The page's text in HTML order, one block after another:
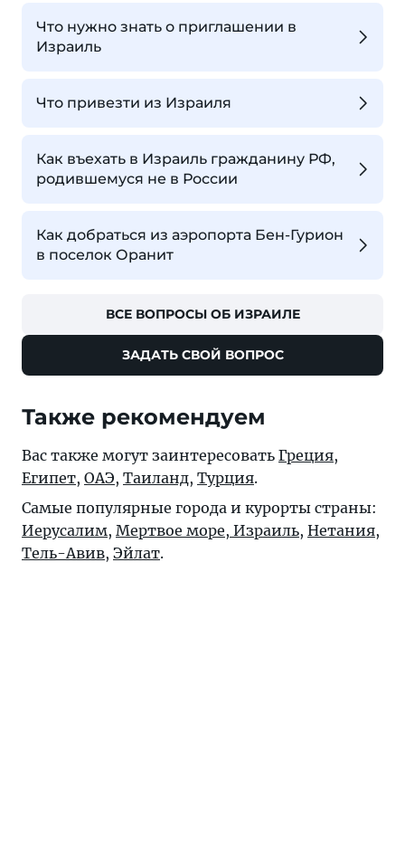
Что нужно знать о приглашении в
Израиль
Что привезти из Израиля
Как въехать в Израиль гражданину РФ,
родившемуся не в России
Как добраться из аэропорта Бен-Гурион
в поселок Оранит
ВСЕ ВОПРОСЫ ОБ ИЗРАИЛЕ
ЗАДАТЬ СВОЙ ВОПРОС
Также рекомендуем
Вас также могут заинтересовать Греция,
Египет, ОАЭ, Таиланд, Турция.
Самые популярные города и курорты страны:
Иерусалим, Мертвое море, Израиль, Нетания,
Тель-Авив, Эйлат.